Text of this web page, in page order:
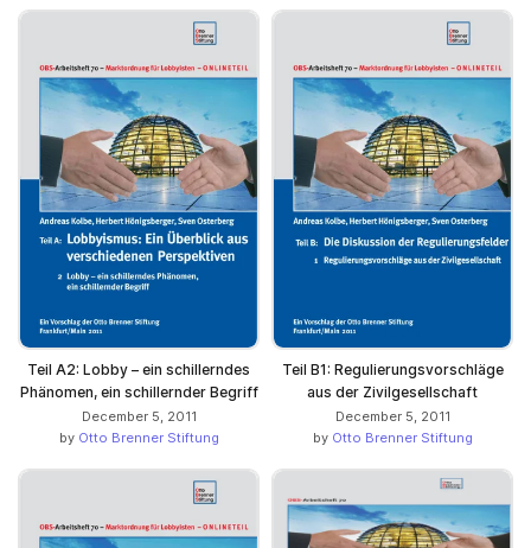
Teil A2: Lobby – ein schillerndes
Phänomen, ein schillernder Begriff
December 5, 2011
by Otto Brenner Stiftung
Teil B1: Regulierungsvorschläge
aus der Zivilgesellschaft
December 5, 2011
by Otto Brenner Stiftung